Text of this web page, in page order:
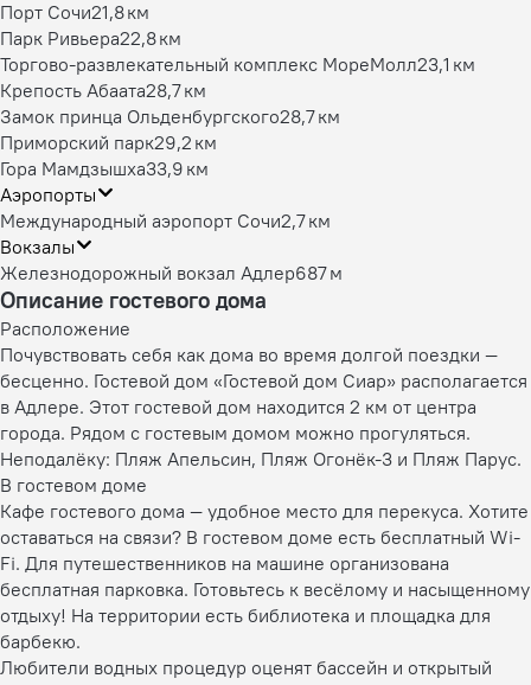
Порт Сочи21,8 км
Парк Ривьера22,8 км
Торгово-развлекательный комплекс МореМолл23,1 км
Крепость Абаата28,7 км
Замок принца Ольденбургского28,7 км
Приморский парк29,2 км
Гора Мамдзышха33,9 км
Аэропорты
Международный аэропорт Сочи2,7 км
Вокзалы
Железнодорожный вокзал Адлер687 м
Описание гостевого дома
Расположение
Почувствовать себя как дома во время долгой поездки —
бесценно. Гостевой дом «Гостевой дом Сиар» располагается
в Адлере. Этот гостевой дом находится 2 км от центра
города. Рядом с гостевым домом можно прогуляться.
Неподалёку: Пляж Апельсин, Пляж Огонёк-3 и Пляж Парус.
В гостевом доме
Кафе гостевого дома — удобное место для перекуса. Хотите
оставаться на связи? В гостевом доме есть бесплатный Wi-
Fi. Для путешественников на машине организована
бесплатная парковка. Готовьтесь к весёлому и насыщенному
отдыху! На территории есть библиотека и площадка для
барбекю.
Любители водных процедур оценят бассейн и открытый